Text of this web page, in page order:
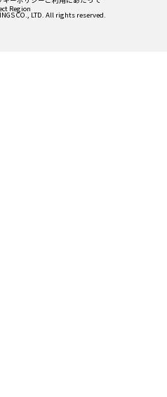
CO., LTD. All rights reserved.
Region